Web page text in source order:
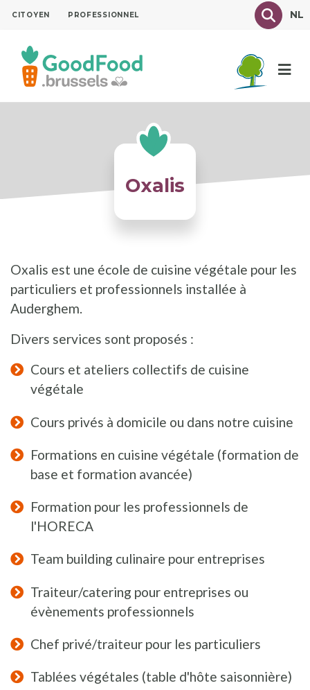
Aller
contenu
principal
CITOYEN PROFESSIONNEL TexteNL
Oxalis
Oxalis est une école de cuisine végétale pour les
particuliers et professionnels installée à
Auderghem.
Divers services sont proposés :
Cours et ateliers collectifs de cuisine
végétale
Cours privés à domicile ou dans notre cuisine
Formations en cuisine végétale (formation de
base et formation avancée)
Formation pour les professionnels de
l'HORECA
Team building culinaire pour entreprises
Traiteur/catering pour entreprises ou
évènements professionnels
Chef privé/traiteur pour les particuliers
Tablées végétales (table d'hôte saisonnière)